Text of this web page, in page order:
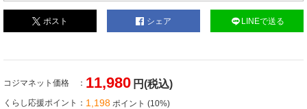
ポスト シェア LINEで送る
コジマネット価格 11,980 円(税込)
くらし応援ポイント 1,198 ポイント (10%)